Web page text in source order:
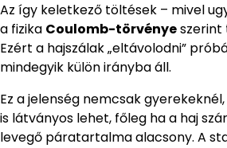
Az így keletkező töltések – mivel
a fizika Coulomb-törvényeszerint
Ezért a hajszálak „eltávolodni”
mindegyik külön irányba áll.
Ez a jelenség nemcsak
is látványos lehet, főleg ha a haj
levegő páratartalma alacsony. A